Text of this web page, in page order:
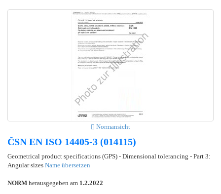
Normansicht
ČSN EN ISO 14405-3 (014115)
Geometrical product specifications (GPS) - Dimensional tolerancing - Part 3:
Angular sizes Name übersetzen
NORM herausgegeben am 1.2.2022